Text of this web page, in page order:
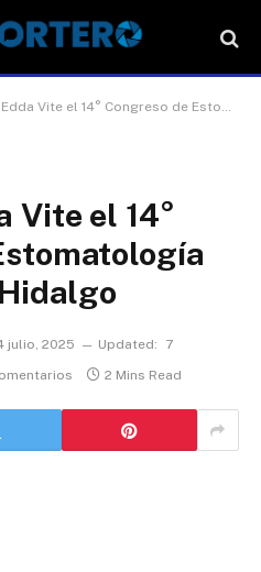
el 14° Congreso de Estomatología Pediátrica en Hidalgo
Vite el 14°
julio, 2025 Updated:
7
2 Mins Read